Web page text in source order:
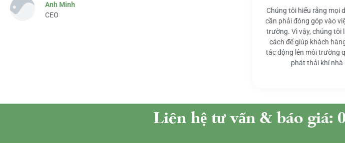
Anh Minh
CEO
Chúng tôi hiểu rằng mọi
cần phải đóng góp vào
trường. Vì vậy, chúng tôi
cách để giúp khách
tác động lên môi trường
phát thải khí nhà
Liên hệ tư vấn & báo giá: